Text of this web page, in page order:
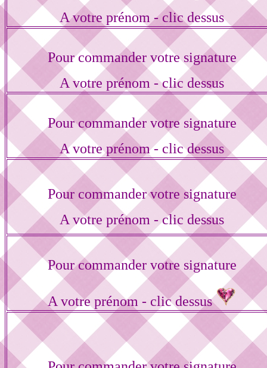
A votre prénom - clic dessus
Pour commander votre signature
A votre prénom - clic dessus
Pour commander votre signature
A votre prénom - clic dessus
Pour commander votre signature
A votre prénom - clic dessus
Pour commander votre signature
A votre prénom - clic dessus